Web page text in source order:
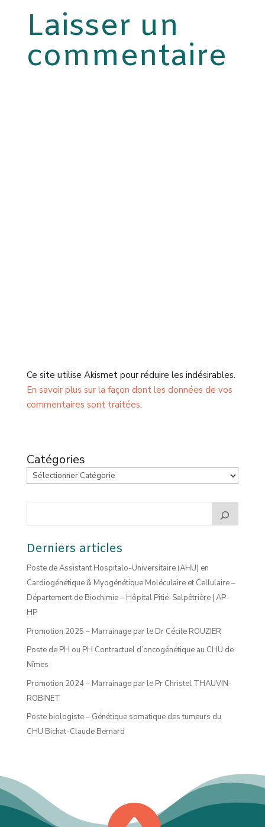
Laisser un
commentaire
Ce site utilise Akismet pour réduire les indésirables.
En savoir plus sur la façon dont les données de vos
commentaires sont traitées.
Catégories
Derniers articles
Poste de Assistant Hospitalo-Universitaire (AHU) en
Cardiogénétique & Myogénétique Moléculaire et Cellulaire –
Département de Biochimie – Hôpital Pitié-Salpêtrière | AP-
HP
Promotion 2025 – Marrainage par le Dr Cécile ROUZIER
Poste de PH ou PH Contractuel d’oncogénétique au CHU de
Nîmes
Promotion 2024 – Marrainage par le Pr Christel THAUVIN-
ROBINET
Poste biologiste – Génétique somatique des tumeurs du
CHU Bichat-Claude Bernard